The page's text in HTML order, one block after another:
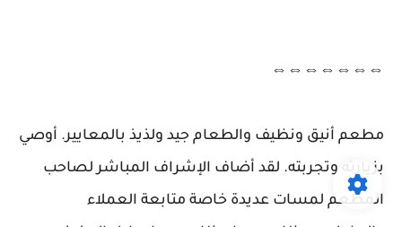
⇔⇔⇔⇔⇔⇔⇔
مطعم أنيق ونظيف والطعام جيد ولذيذ بالمعايير. أوصي
بزيارته وتجربته. لقد أضاف الإشراف المباشر لصاحب
المطعم لمسات عديدة خاصة متابعة العملاء